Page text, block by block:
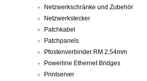
Netzwerkschränke und Zubehör
Netzwerkstecker
Patchkabel
Patchpanels
Pfostenverbinder RM 2,54mm
Powerline Ethernet Bridges
Printserver